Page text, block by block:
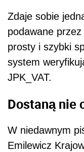
Zdaje sobie
podawane
prosty i szybki
system
JPK_VAT.
Dostaną nie
W niedawnym
Emilewicz